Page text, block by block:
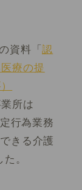
資料「認
療の提
所は
行為業務
きる介護
。